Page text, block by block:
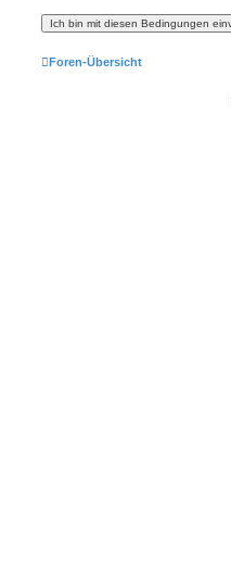
Foren-Übersicht